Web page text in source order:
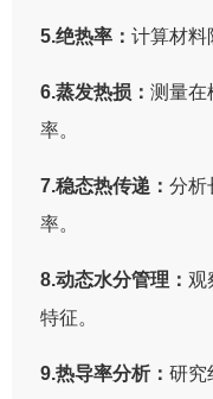
5.绝热率：计算材料
6.蒸发热损：测量在
率。
7.稳态热传递：分析
率。
8.动态水分管理：观
特征。
9.热导率分析：研究